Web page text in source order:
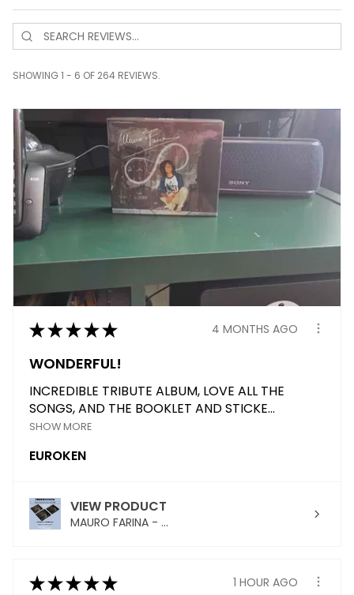
SHOWING 1 - 6 OF 264 REVIEWS.
★★★★★ 4 MONTHS AGO
WONDERFUL!
INCREDIBLE TRIBUTE ALBUM, LOVE ALL THE
SONGS, AND THE BOOKLET AND STICKE...
SHOW MORE
EUROKEN
VIEW PRODUCT
MAURO FARINA - ...
★★★★★ 1 HOUR AGO